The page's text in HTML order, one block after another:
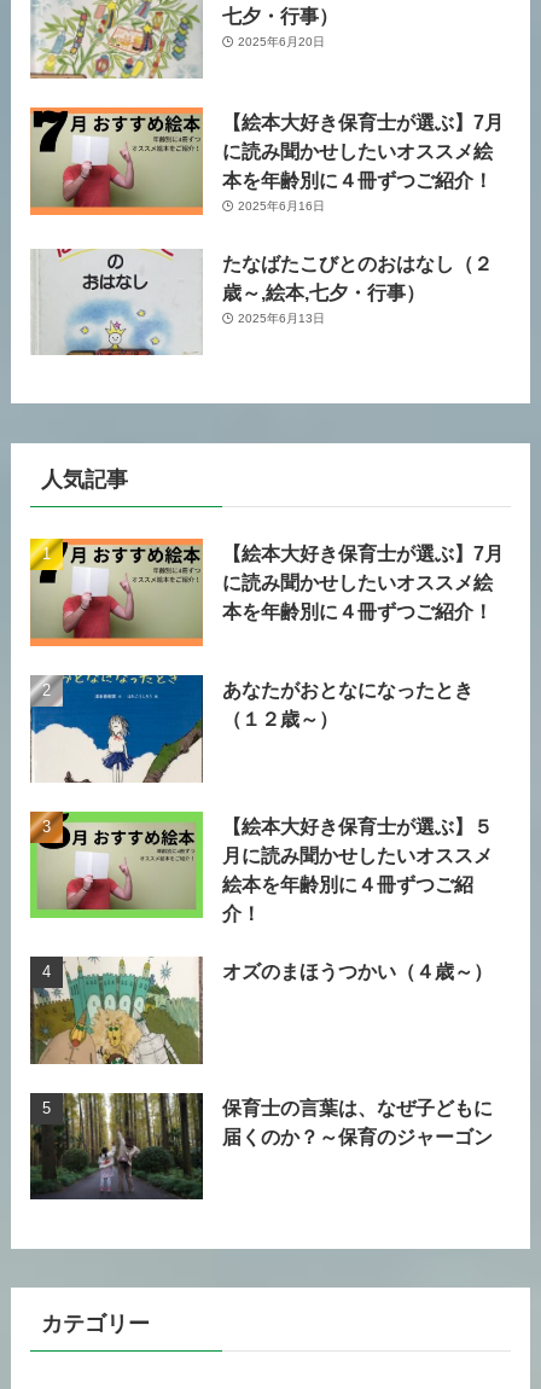
七夕・行事）
2025年6月20日
【絵本大好き保育士が選ぶ】7月
に読み聞かせしたいオススメ絵
本を年齢別に４冊ずつご紹介！
2025年6月16日
たなばたこびとのおはなし（２
歳～,絵本,七夕・行事）
2025年6月13日
人気記事
【絵本大好き保育士が選ぶ】7月
に読み聞かせしたいオススメ絵
本を年齢別に４冊ずつご紹介！
あなたがおとなになったとき
（１２歳～）
【絵本大好き保育士が選ぶ】５
月に読み聞かせしたいオススメ
絵本を年齢別に４冊ずつご紹
介！
オズのまほうつかい（４歳～）
保育士の言葉は、なぜ子どもに
届くのか？～保育のジャーゴン
カテゴリー